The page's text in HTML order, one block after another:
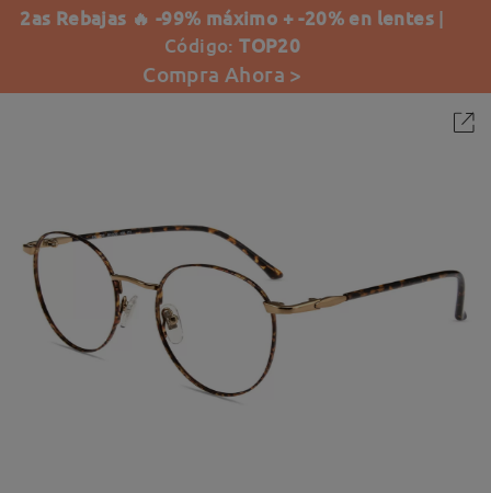
2as Rebajas 🔥 -99% máximo + -20% en lentes |
Código:TOP20
Compra Ahora >